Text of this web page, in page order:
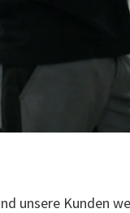
unsere Kunden